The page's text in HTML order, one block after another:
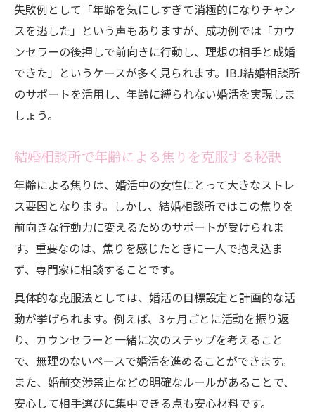
失敗例として「年齢を気にしすぎて消極的になりチャン
スを逃した」という声もありますが、成功例では「カウ
ンセラーの後押しで前向きに行動し、理想の相手と成婚
できた」というケースが多く見られます。IBJ結婚相談所
のサポートを活用し、年齢に縛られない婚活を実現しま
しょう。
結婚相談所で年齢による焦りを克服する秘訣
年齢による焦りは、婚活中の女性にとって大きなストレ
ス要因となります。しかし、結婚相談所ではこの焦りを
前向きな行動力に変えるためのサポートが受けられま
す。重要なのは、焦りを感じたときに一人で抱え込ま
ず、専門家に相談することです。
具体的な克服法としては、婚活の目標設定と計画的な活
動が挙げられます。例えば、3ヶ月ごとに活動を振り返
り、カウンセラーと一緒に次のステップを考えること
で、無理のないペースで婚活を進めることができます。
また、婚前交渉禁止などの明確なルールがあることで、
安心して相手選びに集中できる点も安心材料です。